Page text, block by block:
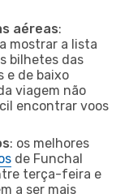
aéreas:
mostrar a lista
bilhetes das
e de baixo
viagem não
encontrar voos
: os melhores
de Funchal
terça-feira e
a ser mais